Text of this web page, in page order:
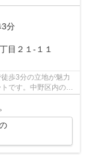
3分
目２１-１１
歩3分の立地が魅力
です。中野区内の賃